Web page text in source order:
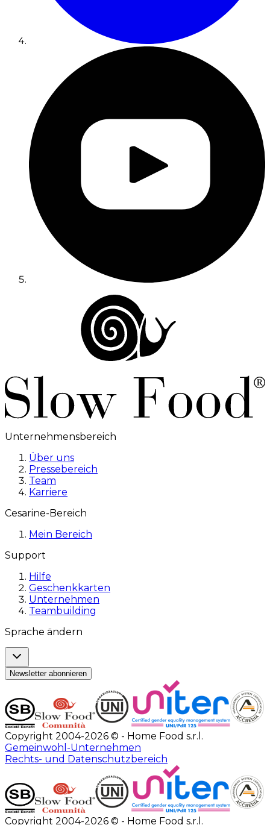
Unternehmensbereich
Über uns
Pressebereich
Team
Karriere
Cesarine-Bereich
Mein Bereich
Support
Hilfe
Geschenkkarten
Unternehmen
Teambuilding
Sprache ändern
Newsletter abonnieren
Copyright 2004-2026 © - Home Food s.r.l.
Gemeinwohl-Unternehmen
Rechts- und Datenschutzbereich
Copyright 2004-2026 © - Home Food s.r.l.